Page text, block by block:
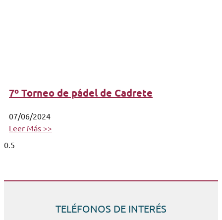
7º Torneo de pádel de Cadrete
07/06/2024
Leer Más >>
TELÉFONOS DE INTERÉS